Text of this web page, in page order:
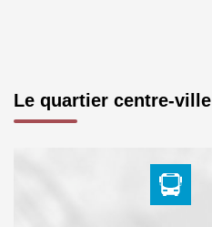
Le quartier centre-ville